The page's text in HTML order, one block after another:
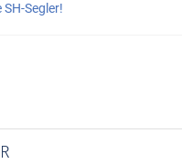
Segler!